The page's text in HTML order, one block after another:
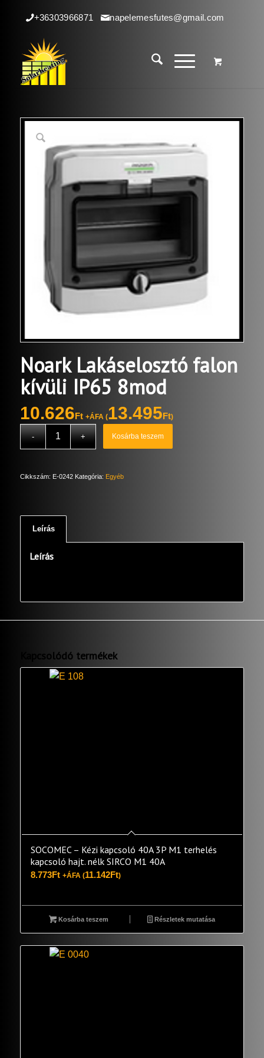
+36303966871 napelemesfutes@gmail.com
Noark Lakáselosztó falon
kívüli IP65 8mod
10.626Ft +ÁFA (13.495Ft)
Kosárba teszem
Cikkszám: E-0242 Kategória: Egyéb
Leírás
Leírás
Kapcsolódó termékek
SOCOMEC – Kézi kapcsoló 40A 3P M1 terhelés
kapcsoló hajt. nélk SIRCO M1 40A
8.773Ft +ÁFA (11.142Ft)
Kosárba teszem Részletek mutatása